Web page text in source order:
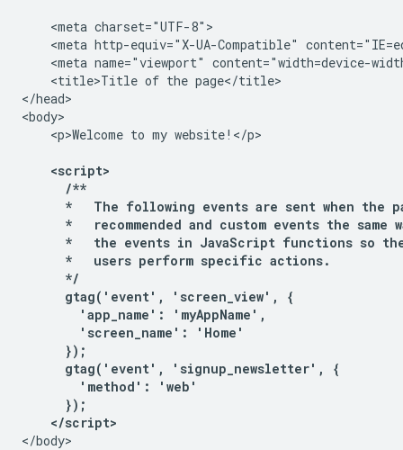
    <meta charset="UTF-8">
<meta http-equiv="X-UA-Compatible"
<meta name="viewport" content="width=device-
    <title>Title of the page</title>
</head>
<body>
    <p>Welcome to my website!</p>
    <script>
      /**
*   The following events are sent when the
*   recommended and custom events the same
*   the events in JavaScript functions so
      *   users perform specific actions.
      */
      gtag('event', 'screen_view', {
        'app_name': 'myAppName',
        'screen_name': 'Home'
      });
      gtag('event', 'signup_newsletter', {
        'method': 'web'
      });
    </script>
</body>